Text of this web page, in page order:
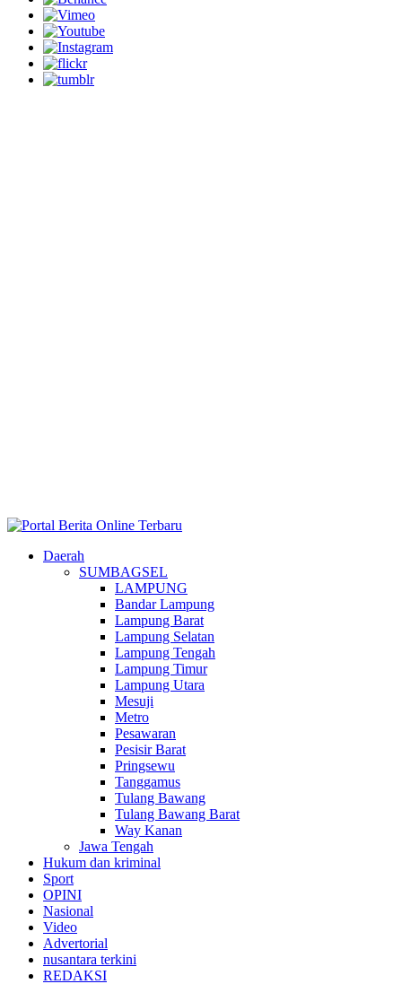
Daerah
SUMBAGSEL
LAMPUNG
Bandar Lampung
Lampung Barat
Lampung Selatan
Lampung Tengah
Lampung Timur
Lampung Utara
Mesuji
Metro
Pesawaran
Pesisir Barat
Pringsewu
Tanggamus
Tulang Bawang
Tulang Bawang Barat
Way Kanan
Jawa Tengah
Hukum dan kriminal
Sport
OPINI
Nasional
Video
Advertorial
nusantara terkini
REDAKSI